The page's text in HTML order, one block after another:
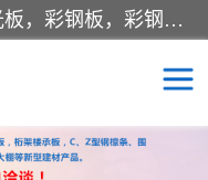
郑州鑫纵建材有限公司供应阳光板，彩钢板，彩钢钢构工程是一家集生产销售租赁安装于一体的企业，主要生产PC采光板，耐力板，仿古琉璃采光板，岩棉板、彩钢压型板、镀锌压型板、桁架楼承板，C、Z型钢檩条、围挡板、轻钢结构，阳光温室大棚等新型建材产品。公司旗下有多台移动式高空压瓦机租赁，承接全国各地业务，专业对外租赁各种型号压瓦机。